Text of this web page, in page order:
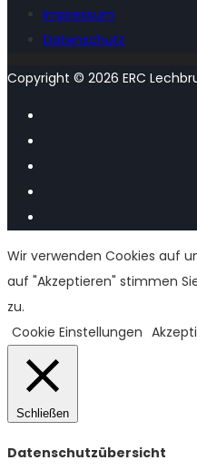
Impressum
Datenschutz
Copyright © 2026 ERC
Wir verwenden Cookies auf
auf "Akzeptieren" stimmen
zu.
Cookie Einstellungen
Schließen
Datenschutzübersicht